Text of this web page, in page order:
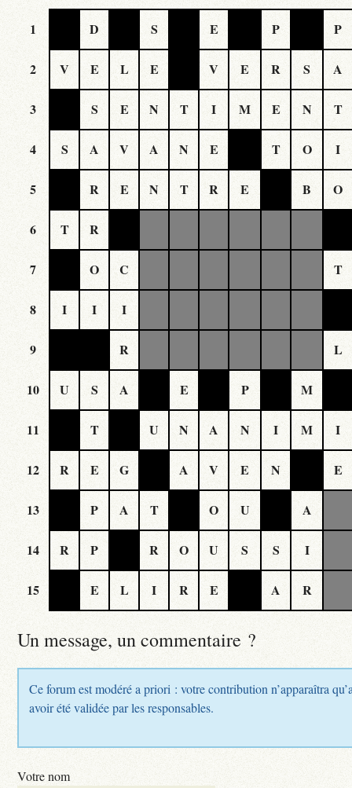
1 D S E P P
2 V E L E V E R S A
3 S E N T I M E N T
4 S A V A N E T O I
5 R E N T R E B O
6 T R
7 O C T
8 I I I
9 R L
10 U S A E P M
11 T U N A N I M I
12 R E G A V E N E
13 P A T O U A
14 R P R O U S S I
15 E L I R E A R
Un message, un commentaire ?
Ce forum est modéré a priori : votre contribution n’apparaîtra
avoir été validée par les responsables.
Votre nom